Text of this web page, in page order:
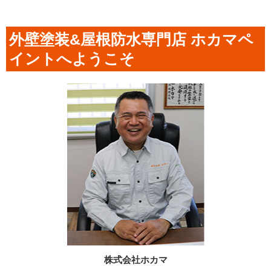
外壁塗装&屋根防水専門店 ホカマペ
イントへようこそ
株式会社ホカマ